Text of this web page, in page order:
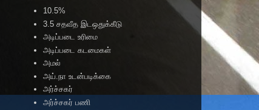
10.5%
3.5 சதவீத இடஒதுக்கீடு
அடிப்படை உரிமை
அடிப்படை கடமைகள்
அமல்
அய்.நா உடன்படிக்கை
அர்ச்சகர்
அர்ச்சகர் பணி